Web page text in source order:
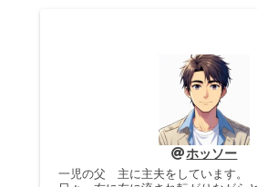
ホッソー
一児の父 主に主夫をしています。